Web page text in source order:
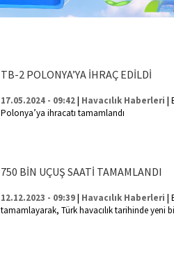
TB-2 POLONYA’YA İHRAÇ EDİLDİ
17.05.2024 - 09:42| Havacılık Haberleri |
Polonya’ya ihracatı tamamlandı
750 BİN UÇUŞ SAATİ TAMAMLANDI
12.12.2023 - 09:39| Havacılık Haberleri |
tamamlayarak, Türk havacılık tarihinde yeni